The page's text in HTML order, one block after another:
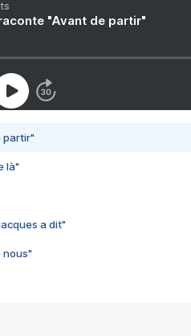
"Avant de partir"
partir"
là"
a dit"
nous"